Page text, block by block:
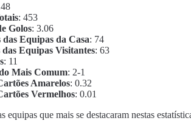
: 453
Golos: 3.06
Equipas da Casa: 74
Equipas Visitantes: 63
: 11
Mais Comum: 2-1
Amarelos: 0.32
Vermelhos: 0.01
equipas que mais se destacaram nestas